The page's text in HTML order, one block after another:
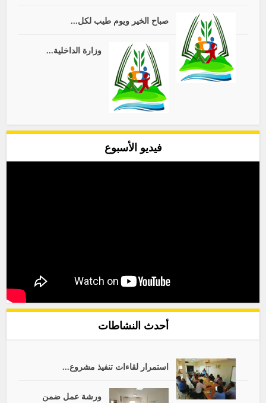
صباح الخير ويوم طيب لكل...
وزارة الداخلية...
فيديو الأسبوع
أحدث النشاطات
استمرار لقاءات تنفيذ مشروع...
ورشة عمل ضمن